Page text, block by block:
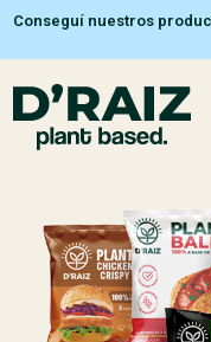
Conseguí nuestros